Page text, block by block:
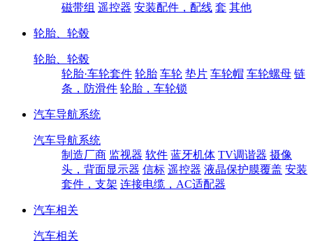
磁带组 遥控器 安装配件，配线 套 其他
轮胎、轮毂
轮胎、轮毂
轮胎·车轮套件 轮胎 车轮 垫片 车轮帽 车轮螺母 链
条，防滑件 轮胎，车轮锁
汽车导航系统
汽车导航系统
制造厂商 监视器 软件 蓝牙机体 TV调谐器 摄像
头，背面显示器 信标 遥控器 液晶保护膜覆盖 安装
套件，支架 连接电缆，AC适配器
汽车相关
汽车相关